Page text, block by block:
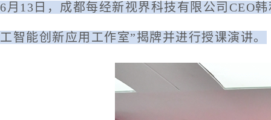
6月13日，成都每经新视界科技有限公司CEO
工智能创新应用工作室”揭牌并进行授课演讲。